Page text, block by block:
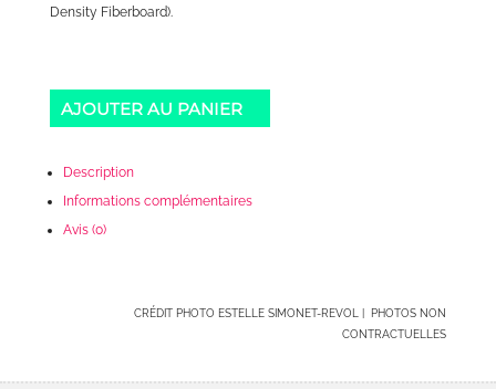
Density Fiberboard).
AJOUTER AU PANIER
Description
Informations complémentaires
Avis (0)
CRÉDIT PHOTO ESTELLE SIMONET-REVOL | PHOTOS NON
CONTRACTUELLES